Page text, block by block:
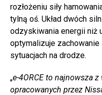
rozłożeniu siły
tylną oś. Układ dwóch
odzyskiwania energii niż
optymalizuje
sytuacjach na drodze.
„e-4ORCE to najnowsza
opracowanych przez